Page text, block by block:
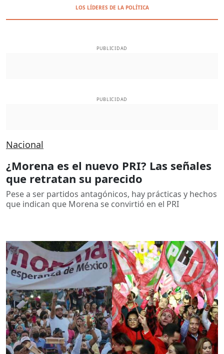
LOS LÍDERES DE LA POLÍTICA
PUBLICIDAD
PUBLICIDAD
Nacional
¿Morena es el nuevo PRI? Las señales
que retratan su parecido
Pese a ser partidos antagónicos, hay prácticas y hechos
que indican que Morena se convirtió en el PRI